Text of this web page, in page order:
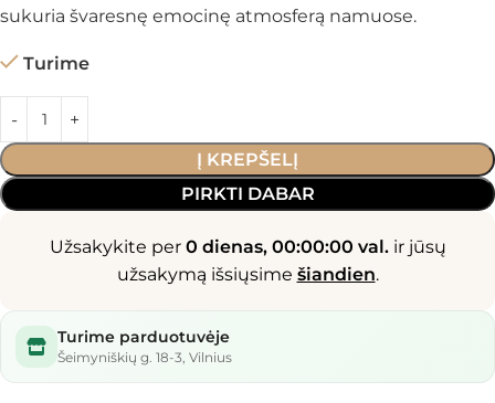
sukuria švaresnę emocinę atmosferą namuose.
Turime
Į KREPŠELĮ
PIRKTI DABAR
Užsakykite per 0 dienas, 00:00:00 val.ir jūsų
užsakymą išsiųsime šiandien.
Turime parduotuvėje
Šeimyniškių g. 18-3, Vilnius